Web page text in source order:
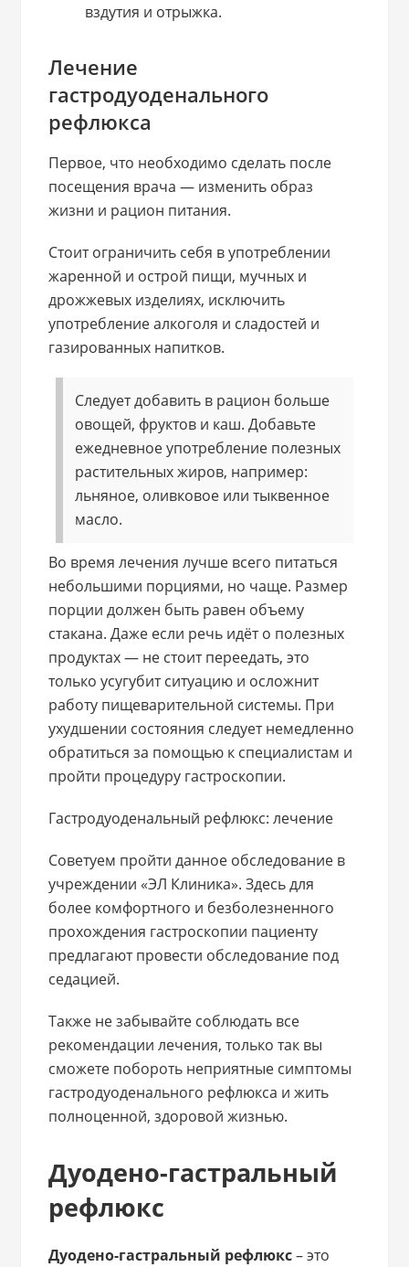
вздутия и отрыжка.
Лечение
гастродуоденального
рефлюкса
Первое, что необходимо сделать после
посещения врача — изменить образ
жизни и рацион питания.
Стоит ограничить себя в употреблении
жаренной и острой пищи, мучных и
дрожжевых изделиях, исключить
употребление алкоголя и сладостей и
газированных напитков.
Следует добавить в рацион больше
овощей, фруктов и каш. Добавьте
ежедневное употребление полезных
растительных жиров, например:
льняное, оливковое или тыквенное
масло.
Во время лечения лучше всего питаться
небольшими порциями, но чаще. Размер
порции должен быть равен объему
стакана. Даже если речь идёт о полезных
продуктах — не стоит переедать, это
только усугубит ситуацию и осложнит
работу пищеварительной системы. При
ухудшении состояния следует немедленно
обратиться за помощью к специалистам и
пройти процедуру гастроскопии.
Гастродуоденальный рефлюкс: лечение
Советуем пройти данное обследование в
учреждении «ЭЛ Клиника». Здесь для
более комфортного и безболезненного
прохождения гастроскопии пациенту
предлагают провести обследование под
седацией.
Также не забывайте соблюдать все
рекомендации лечения, только так вы
сможете побороть неприятные симптомы
гастродуоденального рефлюкса и жить
полноценной, здоровой жизнью.
Дуодено-гастральный
рефлюкс
Дуодено-гастральный рефлюкс– это